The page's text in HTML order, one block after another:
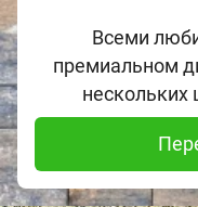
Всеми
премиальном
нескольких